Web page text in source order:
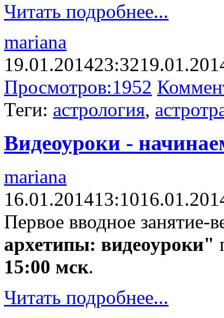
Читать подробнее...
mariana
19.01.201423:32
Просмотров:1952
Теги: астрология,
Видеоуроки -
mariana
16.01.201413:10
Первое вводное занятие-
архетипы: видеоуроки"
15:00 мск.
Читать подробнее...